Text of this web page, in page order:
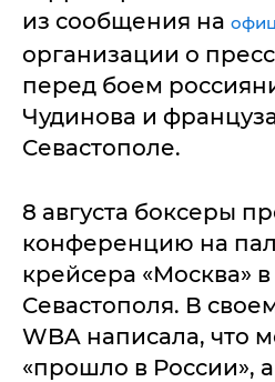
из сообщения на
организации о
перед боем
Чудинова и
Севастополе.
8 августа боксеры
конференцию на
крейсера «Москва»
Севастополя. В
WBA написала, что
«прошло в России»,